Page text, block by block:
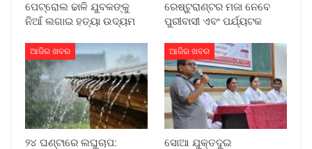
ପେଟ୍ରୋଲ ଢାଳି ଯୁବକଙ୍କୁ
ନିଆଁ ଲଗାଇ ହତ୍ୟା ଉଦ୍ୟମ
ରେଷ୍ଟୁରାଣ୍ଟର ମଜା ନେବେ
ପୁରୀବାସୀ ଏବଂ ପର୍ଯ୍ୟଟକ
ଆଜିର ଖବର
୨୪ ଘଣ୍ଟାରେ ଲଘୁଚାପ:
ଆଜିର ଖବର
ସୋଆ ଯୁକ୍ତଦୁଇ